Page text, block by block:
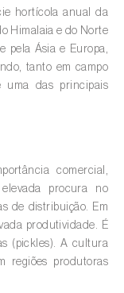
e estações
)
)
)
hortícola anual da
Himalaia e do Norte
pela Ásia e Europa,
tanto em campo
uma das principais
comercial,
procura no
de distribuição. Em
produtividade. É
(pickles). A cultura
regiões produtoras